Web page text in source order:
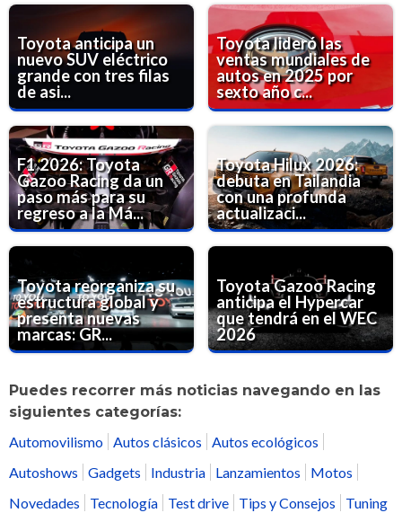
Toyota anticipa un
nuevo SUV eléctrico
grande con tres filas
de asi...
Toyota lideró las
ventas mundiales de
autos en 2025 por
sexto año c...
F1 2026: Toyota
Gazoo Racing da un
paso más para su
regreso a la Má...
Toyota Hilux 2026:
debuta en Tailandia
con una profunda
actualizaci...
Toyota reorganiza su
estructura global y
presenta nuevas
marcas: GR...
Toyota Gazoo Racing
anticipa el Hypercar
que tendrá en el WEC
2026
Puedes recorrer más noticias navegando en las
siguientes categorías:
Automovilismo Autos clásicos
Autos ecológicos
Autoshows
Gadgets Industria Lanzamientos
Motos
Novedades
Tecnología Test drive Tips y Consejos Tuning